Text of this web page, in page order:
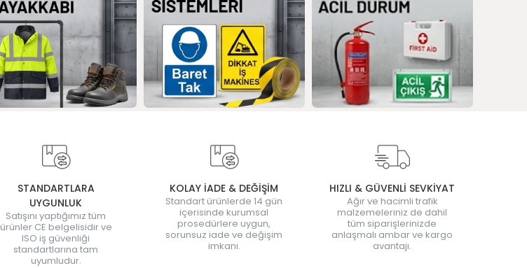
STANDARTLARA
UYGUNLUK
Satışını yaptığımız tüm
ürünler CE belgelisidir ve
ISO iş güvenliği
standartlarına tam
uyumludur.
KOLAY İADE & DEĞİŞİM
Standart ürünlerde 14 gün
içerisinde kurumsal
prosedürlere uygun,
sorunsuz iade ve değişim
imkanı.
HIZLI & GÜVENLİ SEVKİYAT
Ağır ve hacimli trafik
malzemeleriniz de dahil
tüm siparişlerinizde
anlaşmalı ambar ve kargo
avantajı.